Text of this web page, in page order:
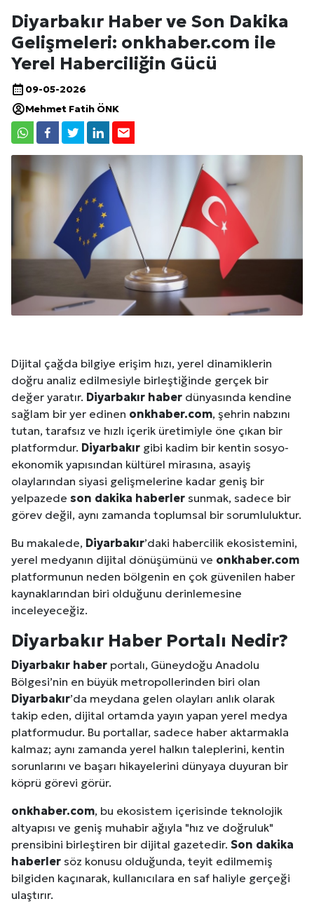
Diyarbakır Haber ve Son Dakika
Gelişmeleri: onkhaber.com ile
Yerel Haberciliğin Gücü
09-05-2026
Mehmet Fatih ÖNK
Dijital çağda bilgiye erişim hızı, yerel dinamiklerin
doğru analiz edilmesiyle birleştiğinde gerçek bir
değer yaratır. Diyarbakır haber dünyasında kendine
sağlam bir yer edinen onkhaber.com, şehrin nabzını
tutan, tarafsız ve hızlı içerik üretimiyle öne çıkan bir
platformdur. Diyarbakır gibi kadim bir kentin sosyo-
ekonomik yapısından kültürel mirasına, asayiş
olaylarından siyasi gelişmelerine kadar geniş bir
yelpazede son dakika haberler sunmak, sadece bir
görev değil, aynı zamanda toplumsal bir sorumluluktur.
Bu makalede, Diyarbakır’daki habercilik ekosistemini,
yerel medyanın dijital dönüşümünü ve onkhaber.com
platformunun neden bölgenin en çok güvenilen haber
kaynaklarından biri olduğunu derinlemesine
inceleyeceğiz.
Diyarbakır Haber Portalı Nedir?
Diyarbakır haber portalı, Güneydoğu Anadolu
Bölgesi’nin en büyük metropollerinden biri olan
Diyarbakır’da meydana gelen olayları anlık olarak
takip eden, dijital ortamda yayın yapan yerel medya
platformudur. Bu portallar, sadece haber aktarmakla
kalmaz; aynı zamanda yerel halkın taleplerini, kentin
sorunlarını ve başarı hikayelerini dünyaya duyuran bir
köprü görevi görür.
onkhaber.com, bu ekosistem içerisinde teknolojik
altyapısı ve geniş muhabir ağıyla "hız ve doğruluk"
prensibini birleştiren bir dijital gazetedir. Son dakika
haberler söz konusu olduğunda, teyit edilmemiş
bilgiden kaçınarak, kullanıcılara en saf haliyle gerçeği
ulaştırır.